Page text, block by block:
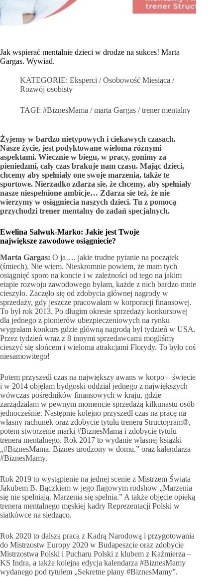
Jak wspierać mentalnie dzieci w drodze na sukces! Marta
Gargas. Wywiad.
KATEGORIE: Eksperci /Osobowość Miesiąca /
Rozwój osobisty
TAGI: #BiznesMama /marta Gargas /trener mentalny
Żyjemy w bardzo nietypowych i ciekawych czasach.
Nasze życie, jest podyktowane wieloma róznymi
aspektami. Wiecznie w biegu, w pracy, gonimy za
pieniedzmi, cały czas brakuje nam czasu. Mając dzieci,
chcemy aby spełniały one swoje marzenia, także te
sportowe. Nierzadko zdarza sie, że chcemy, aby spełniały
nasze niespełnione ambicje… Zdarza sie też, że nie
wierzymy w osiągniecia naszych dzieci. Tu z pomocą
przychodzi trener mentalny do zadań specjalnych.
Ewelina Salwuk-Marko: Jakie jest Twoje
największe zawodowe osiągniecie?
Marta Gargas: O ja…. jakie trudne pytanie na początek
(śmiech). Nie wiem. Nieskromnie powiem, że mam tych
osiągnięć sporo na koncie i w zależności od tego na jakim
etapie rozwoju zawodowego byłam, każde z nich bardzo mnie
cieszyło. Zaczęło się od zdobycia głównej nagrody w
sprzedaży, gdy jeszcze pracowałam w korporacji finansowej.
To był rok 2013. Po długim okresie sprzedaży konkursowej
dla jednego z pionierów ubezpieczeniowych na rynku
wygrałam konkurs gdzie główną nagrodą był tydzień w USA.
Przez tydzień wraz z 8 innymi sprzedawcami mogliśmy
cieszyć się słońcem i wieloma atrakcjami Florydy. To było coś
niesamowitego!
Potem przyszedł czas na największy awans w korpo – świecie
i w 2014 objęłam bydgoski oddział jednego z największych
wówczas pośredników finansowych w kraju, gdzie
zarządzałam w pewnym momencie sprzedażą kilkunastu osób
jednocześnie. Następnie kolejno przyszedł czas na pracę na
własny rachunek oraz zdobycie tytułu trenera Structogram®,
potem stworzenie marki #BiznesMama i zdobycie tytułu
trenera mentalnego. Rok 2017 to wydanie własnej książki
„#BiznesMama. Biznes urodzony w domu.” oraz kalendarza
#BiznesMamy.
Rok 2019 to wystąpienie na jednej scenie z Mistrzem Świata
Jakubem B. Bączkiem w jego flagowym rodshow „Marzenia
się nie spełniają. Marzenia się spełnia.” A także objęcie opieką
trenera mentalnego męskiej kadry Reprezentacji Polski w
siatkówce na siedząco.
Rok 2020 to dalsza praca z Kadrą Narodową i przygotowania
do Mistrzostw Europy 2020 w Budapeszcie oraz zdobycie
Mistrzostwa Polski i Pucharu Polski z klubem z Kaźmierza –
KS Indra, a także kolejna edycja kalendarza #BiznesMamy
wydanego pod tytułem „Sekretne plany #BiznesMamy”.